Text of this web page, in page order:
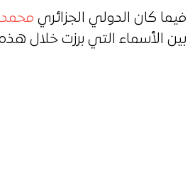
فيما كان الدولي الجزائري محمد
بين الأسماء التي برزت خلال